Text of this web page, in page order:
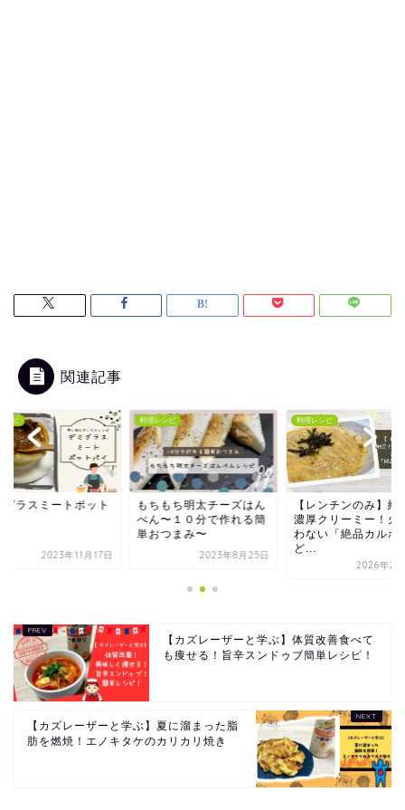
関連記事
シピ
もち明太チーズはん
2023年8月25日
料理レシピ
【レンチンのみ】納豆で
濃厚クリーミー！火を使
わない「絶品カルボう
料理レシピ
デミグラスミートポ
パイ
【カズレーザーと学ぶ】体質改善食べて
も痩せる！旨辛スンドゥブ簡単レシピ！
【カズレーザーと学ぶ】夏に溜まった脂
肪を燃焼！エノキタケのカリカリ焼き